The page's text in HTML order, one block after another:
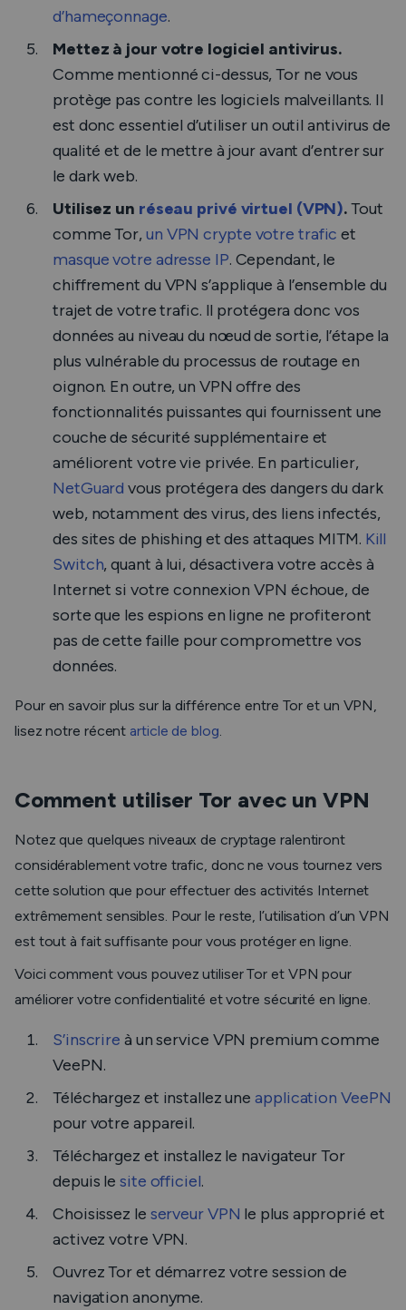
d’hameçonnage.
Mettez à jour votre logiciel antivirus.
Comme mentionné ci-dessus, Tor ne vous
protège pas contre les logiciels malveillants. Il
est donc essentiel d’utiliser un outil antivirus de
qualité et de le mettre à jour avant d’entrer sur
le dark web.
Utilisez un réseau privé virtuel (VPN).Tout
comme Tor, un VPN crypte votre trafic et
masque votre adresse IP. Cependant, le
chiffrement du VPN s’applique à l’ensemble du
trajet de votre trafic. Il protégera donc vos
données au niveau du nœud de sortie, l’étape la
plus vulnérable du processus de routage en
oignon. En outre, un VPN offre des
fonctionnalités puissantes qui fournissent une
couche de sécurité supplémentaire et
améliorent votre vie privée. En particulier,
NetGuard vous protégera des dangers du dark
web, notamment des virus, des liens infectés,
des sites de phishing et des attaques MITM. Kill
Switch, quant à lui, désactivera votre accès à
Internet si votre connexion VPN échoue, de
sorte que les espions en ligne ne profiteront
pas de cette faille pour compromettre vos
données.
Pour en savoir plus sur la différence entre Tor et un VPN,
lisez notre récent article de blog.
Comment utiliser Tor avec un VPN
Notez que quelques niveaux de cryptage ralentiront
considérablement votre trafic, donc ne vous tournez vers
cette solution que pour effectuer des activités Internet
extrêmement sensibles. Pour le reste, l’utilisation d’un VPN
est tout à fait suffisante pour vous protéger en ligne.
Voici comment vous pouvez utiliser Tor et VPN pour
améliorer votre confidentialité et votre sécurité en ligne.
S’inscrire à un service VPN premium comme
VeePN.
Téléchargez et installez uneapplication VeePN
pour votre appareil.
Téléchargez et installez le navigateur Tor
depuis lesite officiel.
Choisissez le serveur VPN le plus approprié et
activez votre VPN.
Ouvrez Tor et démarrez votre session de
navigation anonyme.